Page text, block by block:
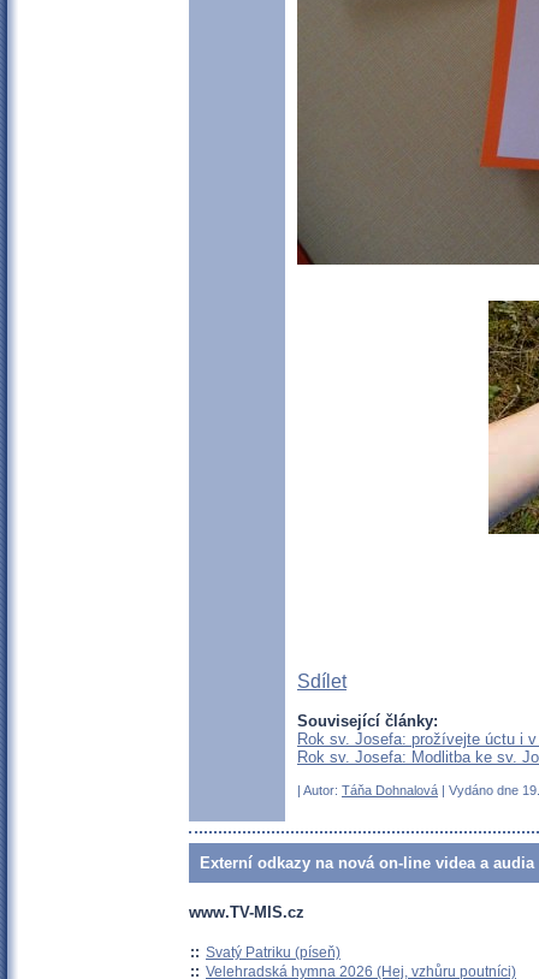
Sdílet
Související články:
Rok sv. Josefa: prožívejte úctu i
Rok sv. Josefa: Modlitba ke sv.
| Autor: Táňa Dohnalová | Vydáno dne
Externí odkazy na nová on-line videa a audia
www.TV-MIS.cz
:: Svatý Patriku (píseň)
:: Velehradská hymna 2026 (Hej, vzhůru poutníci)